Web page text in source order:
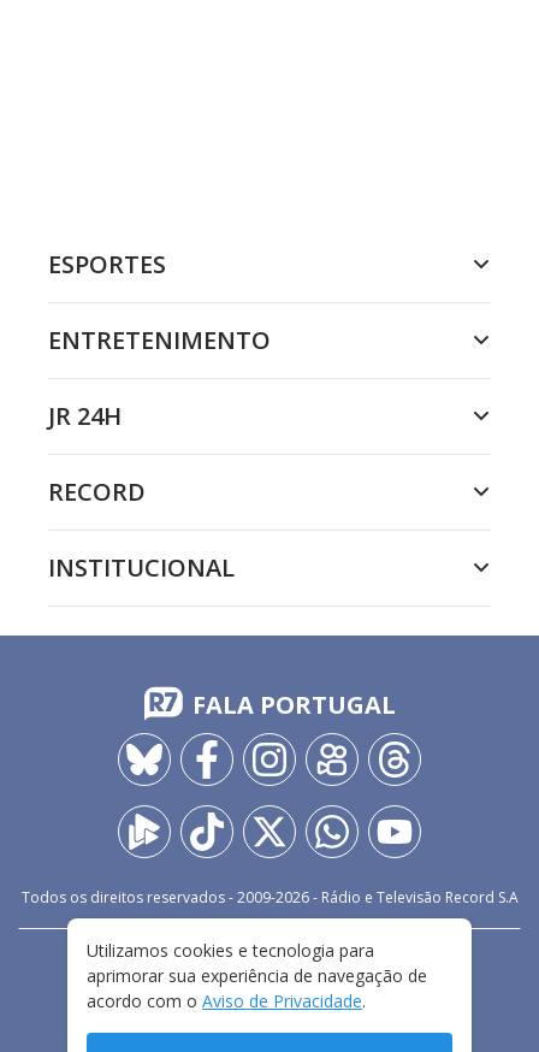
ESPORTES
ENTRETENIMENTO
JR 24H
RECORD
INSTITUCIONAL
FALA PORTUGAL
Todos os direitos reservados - 2009-2026- Rádio e Televisão Record S.A
FALE CONOSCO
PRIVACIDADE
TERMOS E CONDIÇÕES DE USO
Utilizamos cookies e tecnologia para
aprimorar sua experiência de navegação de
acordo com o Aviso de Privacidade.